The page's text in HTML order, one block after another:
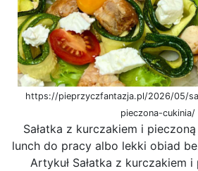
https://pieprzyczfantazja.pl/2026/05/
pieczona-cukinia/
Sałatka z kurczakiem i
lunch do pracy albo lekki obiad
Artykuł Sałatka z kurczakiem